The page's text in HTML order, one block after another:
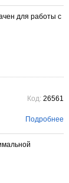
для работы с
Код: 26561
Подробнее